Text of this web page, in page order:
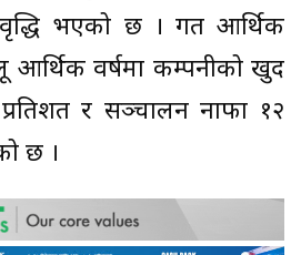
भएको छ । गत आर्थिक
आर्थिक वर्षमा कम्पनीको खुद
र सञ्चालन नाफा १२
छ ।